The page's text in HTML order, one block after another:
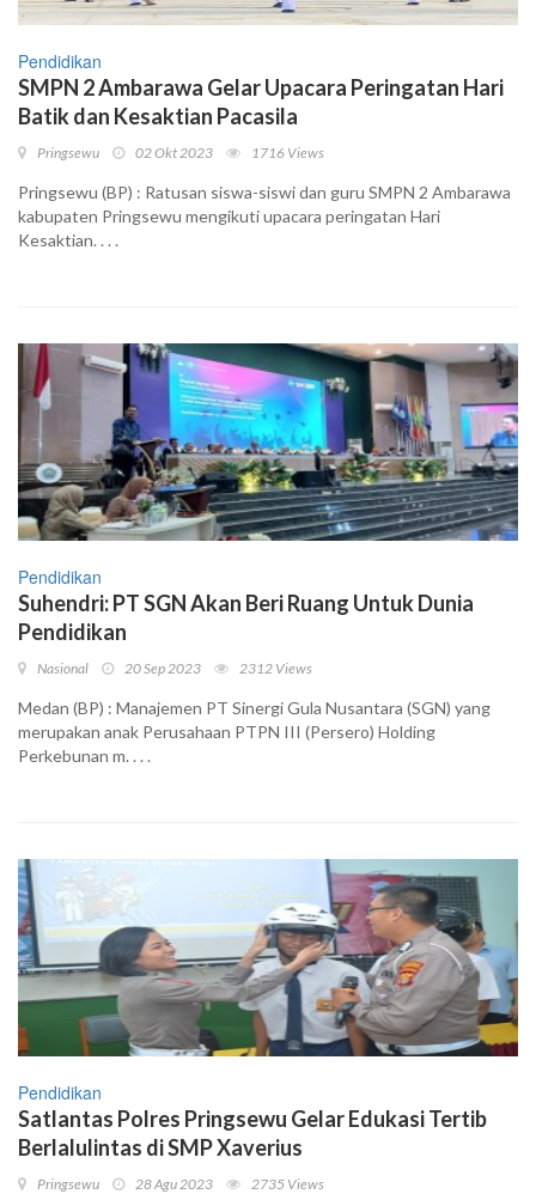
Pendidikan
SMPN 2 Ambarawa Gelar Upacara Peringatan Hari
Batik dan Kesaktian Pacasila
Pringsewu 02 Okt 2023 1716 Views
Pringsewu (BP) : Ratusan siswa-siswi dan guru SMPN 2 Ambarawa
kabupaten Pringsewu mengikuti upacara peringatan Hari
Kesaktian. . . .
Pendidikan
Suhendri: PT SGN Akan Beri Ruang Untuk Dunia
Pendidikan
Nasional 20 Sep 2023 2312 Views
Medan (BP) : Manajemen PT Sinergi Gula Nusantara (SGN) yang
merupakan anak Perusahaan PTPN III (Persero) Holding
Perkebunan m. . . .
Pendidikan
Satlantas Polres Pringsewu Gelar Edukasi Tertib
Berlalulintas di SMP Xaverius
Pringsewu 28 Agu 2023 2735 Views